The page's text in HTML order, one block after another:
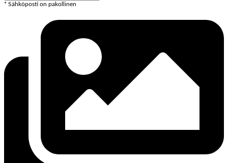
* Sähköposti on pakollinen